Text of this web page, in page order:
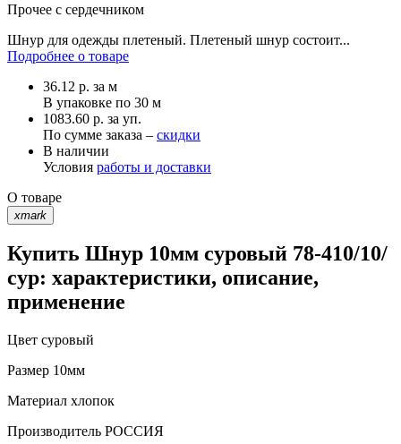
Прочее с сердечником
Шнур для одежды плетеный. Плетеный шнур состоит...
Подробнее о товаре
36.12 р. за м
В упаковке по 30 м
1083.60 р. за уп.
По сумме заказа – скидки
В наличии
Условия работы и доставки
О товаре
xmark
Купить Шнур 10мм суровый 78-410/10/
сур: характеристики, описание,
применение
Цвет суровый
Размер 10мм
Материал хлопок
Производитель РОССИЯ